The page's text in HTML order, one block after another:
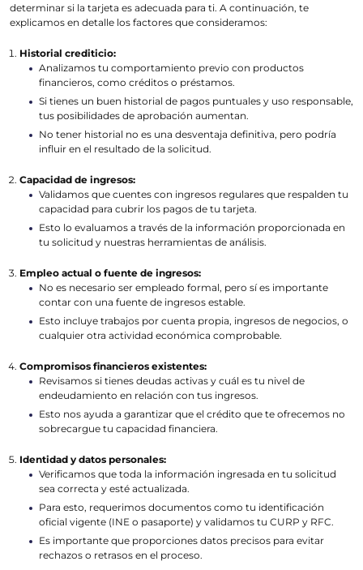
determinar si la tarjeta es adecuada para ti. A continuación, te
explicamos en detalle los factores que consideramos:
Historial crediticio:
Analizamos tu comportamiento previo con productos
financieros, como créditos o préstamos.
Si tienes un buen historial de pagos puntuales y uso responsable,
tus posibilidades de aprobación aumentan.
No tener historial no es una desventaja definitiva, pero podría
influir en el resultado de la solicitud.
Capacidad de ingresos:
Validamos que cuentes con ingresos regulares que respalden tu
capacidad para cubrir los pagos de tu tarjeta.
Esto lo evaluamos a través de la información proporcionada en
tu solicitud y nuestras herramientas de análisis.
Empleo actual o fuente de ingresos:
No es necesario ser empleado formal, pero sí es importante
contar con una fuente de ingresos estable.
Esto incluye trabajos por cuenta propia, ingresos de negocios, o
cualquier otra actividad económica comprobable.
Compromisos financieros existentes:
Revisamos si tienes deudas activas y cuál es tu nivel de
endeudamiento en relación con tus ingresos.
Esto nos ayuda a garantizar que el crédito que te ofrecemos no
sobrecargue tu capacidad financiera.
Identidad y datos personales:
Verificamos que toda la información ingresada en tu solicitud
sea correcta y esté actualizada.
Para esto, requerimos documentos como tu identificación
oficial vigente (INE o pasaporte) y validamos tu CURP y RFC.
Es importante que proporciones datos precisos para evitar
rechazos o retrasos en el proceso.